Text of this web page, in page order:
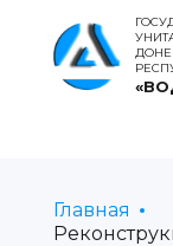
Главная